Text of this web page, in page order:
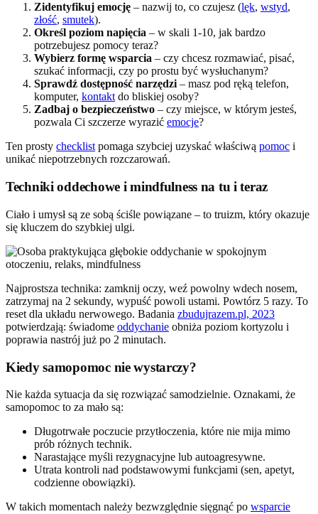
Zidentyfikuj emocję – nazwij to, co czujesz (lęk, wstyd,
złość, smutek).
Określ poziom napięcia – w skali 1-10, jak bardzo
potrzebujesz pomocy teraz?
Wybierz formę wsparcia – czy chcesz rozmawiać, pisać,
szukać informacji, czy po prostu być wysłuchanym?
Sprawdź dostępność narzędzi– masz pod ręką telefon,
komputer, kontaktdo bliskiej osoby?
Zadbaj o bezpieczeństwo – czy miejsce, w którym jesteś,
pozwala Ci szczerze wyrazić emocje?
Ten prosty checklistpomaga szybciej uzyskać właściwą pomoc i
unikać niepotrzebnych rozczarowań.
Techniki oddechowe i mindfulness na tu i teraz
Ciało i umysł są ze sobą ściśle powiązane – to truizm, który okazuje
się kluczem do szybkiej ulgi.
Najprostsza technika: zamknij oczy, weź powolny wdech nosem,
zatrzymaj na 2 sekundy, wypuść powoli ustami. Powtórz 5 razy. To
reset dla układu nerwowego. Badania zbudujrazem.pl, 2023
potwierdzają: świadome oddychanie obniża poziom kortyzolu i
poprawia nastrój już po 2 minutach.
Kiedy samopomoc nie wystarczy?
Nie każda sytuacja da się rozwiązać samodzielnie. Oznakami, że
samopomoc to za mało są:
Długotrwałe poczucie przytłoczenia, które nie mija mimo
prób różnych technik.
Narastające myśli rezygnacyjne lub autoagresywne.
Utrata kontroli nad podstawowymi funkcjami (sen, apetyt,
codzienne obowiązki).
W takich momentach należy bezwzględnie sięgnąć po wsparcie